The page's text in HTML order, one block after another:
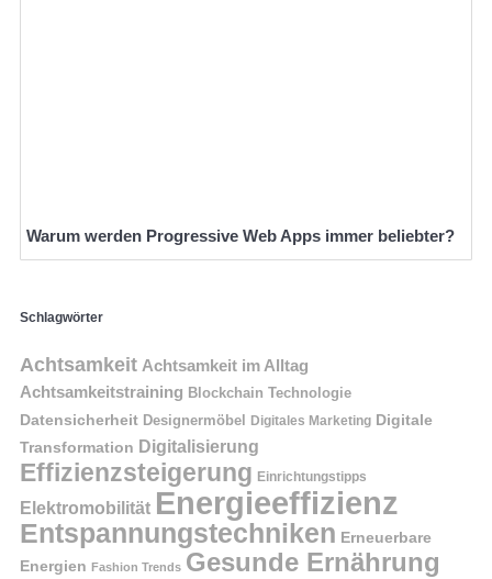
Warum werden Progressive Web Apps immer beliebter?
Schlagwörter
Achtsamkeit Achtsamkeit im Alltag
Achtsamkeitstraining Blockchain Technologie
Datensicherheit Designermöbel Digitales Marketing Digitale
Transformation Digitalisierung
Effizienzsteigerung Einrichtungstipps
Elektromobilität Energieeffizienz
Entspannungstechniken Erneuerbare
Energien Fashion Trends Gesunde Ernährung